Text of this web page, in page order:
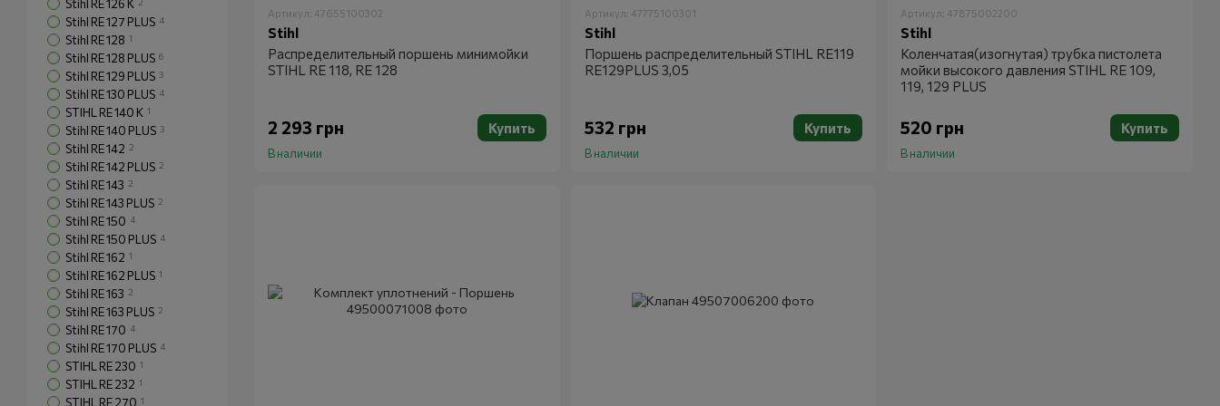
Артикул: 47655100302
Stihl
Распределительный поршень минимойки
STIHL RE 118, RE 128
2 293 грн Купить
В наличии
Артикул: 47775100301
Stihl
Поршень распределительный STIHL RE119
RE129PLUS 3,05
532 грн Купить
В наличии
Артикул: 47875002200
Stihl
Коленчатая(изогнутая) трубка пистолета
мойки высокого давления STIHL RE 109,
119, 129 PLUS
520 грн Купить
В наличии
Stihl RE 126 K
Stihl RE 127 PLUS 4
Stihl RE 128 1
Stihl RE 128 PLUS 6
Stihl RE 129 PLUS 3
Stihl RE 130 PLUS 4
STIHL RE 140 K 1
Stihl RE 140 PLUS 3
Stihl RE 142 2
Stihl RE 142 PLUS 2
Stihl RE 143 2
Stihl RE 143 PLUS 2
Stihl RE 150 4
Stihl RE 150 PLUS 4
Stihl RE 162 1
Stihl RE 162 PLUS 1
Stihl RE 163 2
Stihl RE 163 PLUS 2
Stihl RE 170 4
Stihl RE 170 PLUS 4
STIHL RE 230 1
STIHL RE 232 1
STIHL RE 270 1